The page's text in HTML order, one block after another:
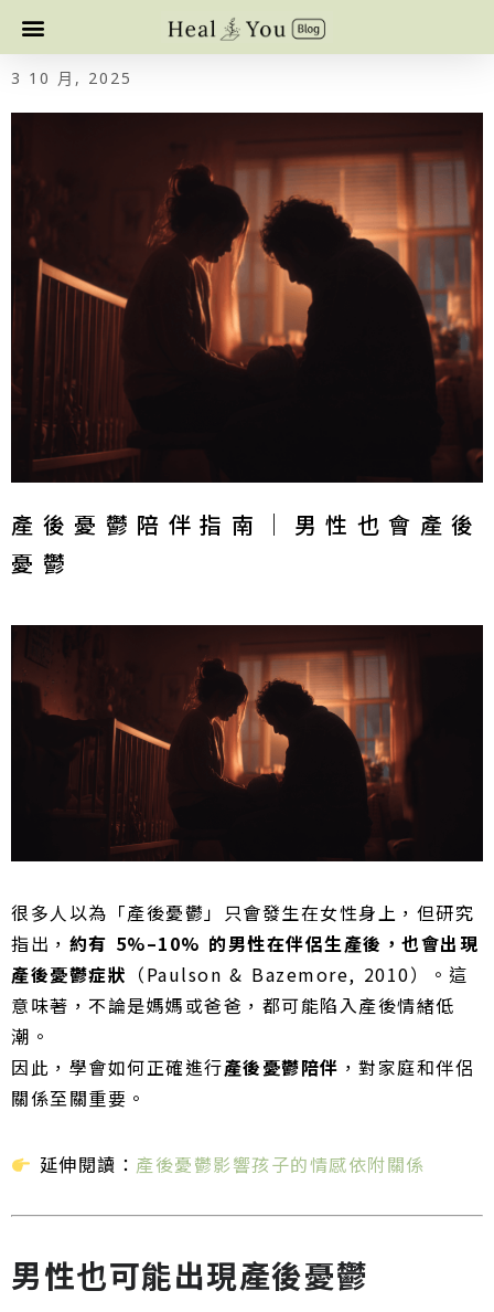
3 10 月, 2025
產後憂鬱陪伴指南｜男性也會產後
憂鬱
很多人以為「產後憂鬱」只會發生在女性身上，但研究
指出， 約有 5%–10% 的男性在伴侶生產後，也會出現
產後憂鬱症狀 （Paulson & Bazemore, 2010）。這
意味著，不論是媽媽或爸爸，都可能陷入產後情緒低
潮。
因此，學會如何正確進行產後憂鬱陪伴 ，對家庭和伴侶
關係至關重要。
延伸閱讀： 產後憂鬱影響孩子的情感依附關係
男性也可能出現產後憂鬱